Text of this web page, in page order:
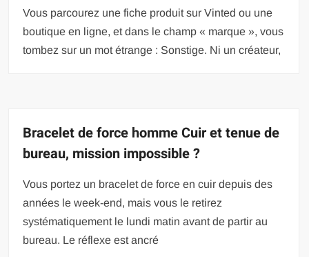
Vous parcourez une fiche produit sur Vinted ou une
boutique en ligne, et dans le champ « marque », vous
tombez sur un mot étrange : Sonstige. Ni un créateur,
Bracelet de force homme Cuir et tenue de
bureau, mission impossible ?
Vous portez un bracelet de force en cuir depuis des
années le week-end, mais vous le retirez
systématiquement le lundi matin avant de partir au
bureau. Le réflexe est ancré